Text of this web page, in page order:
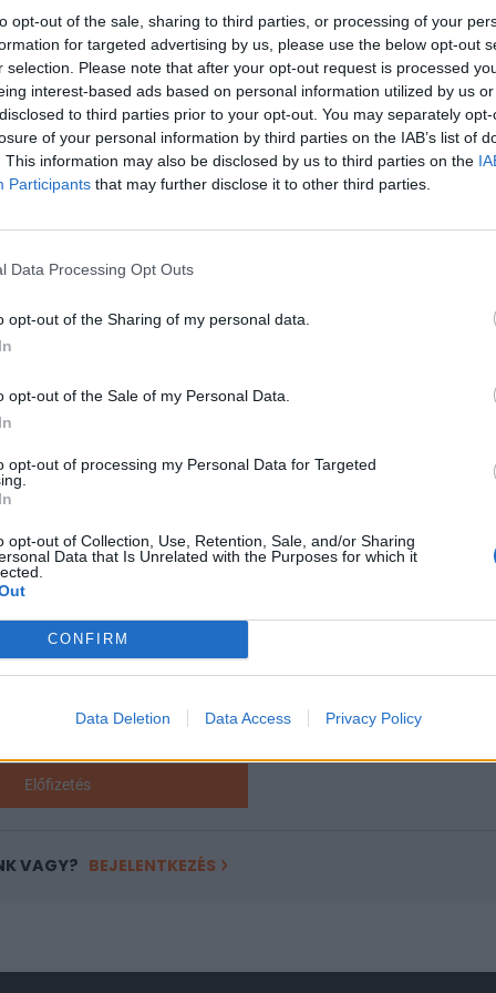
opt-out of the sale, sharing to third parties, or processing of your
for targeted advertising by us, please use the below opt-out
selection. Please note that after your opt-out request is processed
interest-based ads based on personal information utilized by us
to third parties prior to your opt-out. You may separately
of your personal information by third parties on the IAB’s list of
This information may also be disclosed by us to third parties on the
Participants that may further disclose it to other third parties.
Data Processing Opt Outs
opt-out of the Sharing of my personal data.
opt-out of the Sale of my Personal Data.
opt-out of processing my Personal Data for Targeted
opt-out of Collection, Use, Retention, Sale, and/or Sharing
Data that Is Unrelated with the Purposes for which it
CONFIRM
Data Deletion Data Access Privacy Policy
jogi képzési területen már hármas tanulmányi
ennél valamivel jobban kell
kapcsolatos szabályok változnak, de a hallgató
A felsőoktatási intézményekben létrejövő
szabályokat állapítanak meg.
a felsőoktatás szabályozását az Emmi előterjesztése. Az
megtartásához például: két szemeszter átlagában 18
hallgató elkerülje, hogy átsorolják önköltséges...
portfolio.hu hírarchívumához tartozik, melynek olvasása
tartalmazza:
cikkarchívum
Előfizetés
VAGY? BEJELENTKEZÉS